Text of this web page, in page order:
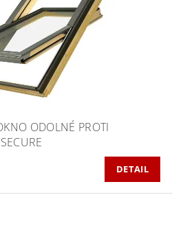
ODOLNÉ PROTI
DETAIL